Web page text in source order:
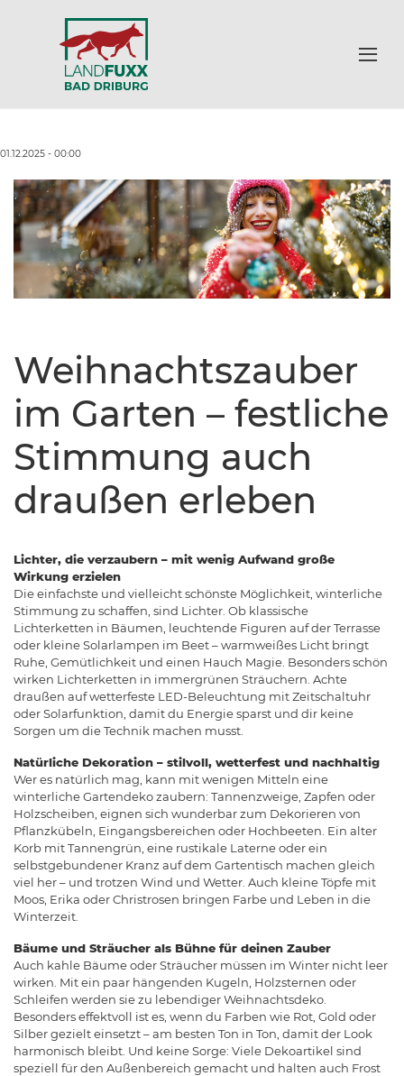
01.12.2025 - 00:00
Weihnachtszauber
im Garten – festliche
Stimmung auch
draußen erleben
Lichter, die verzaubern – mit wenig Aufwand große
Wirkung erzielen
Die einfachste und vielleicht schönste Möglichkeit, winterliche
Stimmung zu schaffen, sind Lichter. Ob klassische
Lichterketten in Bäumen, leuchtende Figuren auf der Terrasse
oder kleine Solarlampen im Beet – warmweißes Licht bringt
Ruhe, Gemütlichkeit und einen Hauch Magie. Besonders schön
wirken Lichterketten in immergrünen Sträuchern. Achte
draußen auf wetterfeste LED-Beleuchtung mit Zeitschaltuhr
oder Solarfunktion, damit du Energie sparst und dir keine
Sorgen um die Technik machen musst.
Natürliche Dekoration – stilvoll, wetterfest und nachhaltig
Wer es natürlich mag, kann mit wenigen Mitteln eine
winterliche Gartendeko zaubern: Tannenzweige, Zapfen oder
Holzscheiben, eignen sich wunderbar zum Dekorieren von
Pflanzkübeln, Eingangsbereichen oder Hochbeeten. Ein alter
Korb mit Tannengrün, eine rustikale Laterne oder ein
selbstgebundener Kranz auf dem Gartentisch machen gleich
viel her – und trotzen Wind und Wetter. Auch kleine Töpfe mit
Moos, Erika oder Christrosen bringen Farbe und Leben in die
Winterzeit.
Bäume und Sträucher als Bühne für deinen Zauber
Auch kahle Bäume oder Sträucher müssen im Winter nicht leer
wirken. Mit ein paar hängenden Kugeln, Holzsternen oder
Schleifen werden sie zu lebendiger Weihnachtsdeko.
Besonders effektvoll ist es, wenn du Farben wie Rot, Gold oder
Silber gezielt einsetzt – am besten Ton in Ton, damit der Look
harmonisch bleibt. Und keine Sorge: Viele Dekoartikel sind
speziell für den Außenbereich gemacht und halten auch Frost